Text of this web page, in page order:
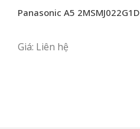
Panasonic A5 2MSMJ022G1D
Giá: Liên hệ